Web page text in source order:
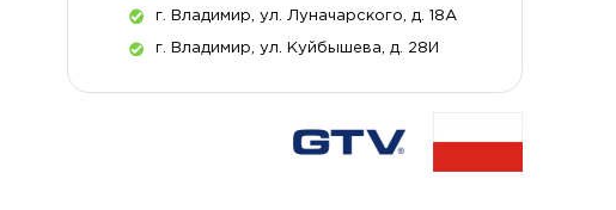
г. Владимир, ул. Луначарского, д. 18А
г. Владимир, ул. Куйбышева, д. 28И